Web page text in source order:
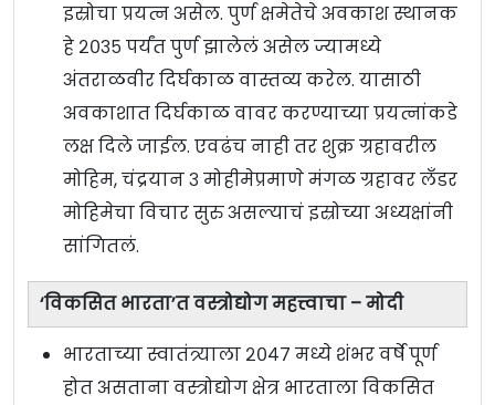
इस्रोचा प्रयत्न असेल. पुर्ण क्षमेतेचे अवकाश स्थानक
हे २०३५ पर्यंत पुर्ण झालेलं असेल ज्यामध्ये
अंतराळवीर दिर्घकाळ वास्तव्य करेल. यासाठी
अवकाशात दिर्घकाळ वावर करण्याच्या प्रयत्नांकडे
लक्ष दिले जाईल. एवढंच नाही तर शुक्र ग्रहावरील
मोहिम, चंद्रयान ३ मोहीमेप्रमाणे मंगळ ग्रहावर लँडर
मोहिमेचा विचार सुरु असल्याचं इस्रोच्या अध्यक्षांनी
सांगितलं.
‘विकसित भारता’त वस्त्रोद्योग महत्त्वाचा – मोदी
भारताच्या स्वातंत्र्याला २०४७ मध्ये शंभर वर्षे पूर्ण
होत असताना वस्त्रोद्योग क्षेत्र भारताला विकसित